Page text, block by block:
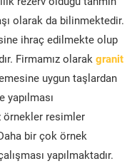
olarak da bilinmektedir.
ihraç edilmekte olup
Firmamız olarak granit
uygun taşlardan
örnekler resimler
bir çok örnek
yapılmaktadır.